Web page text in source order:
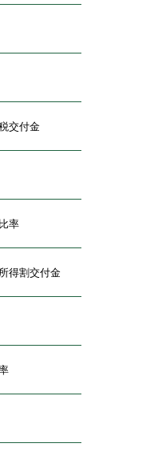
交付金
率
得割交付金